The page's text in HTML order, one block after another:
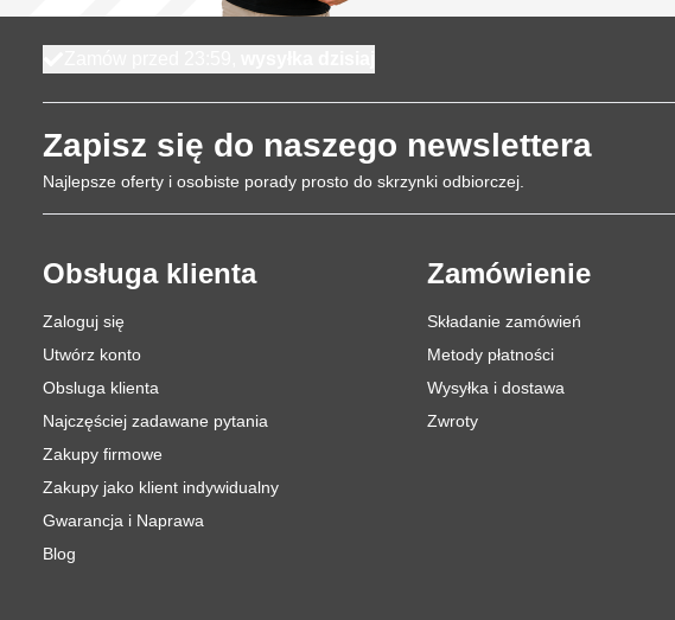
Zapisz się do naszego newslettera
Najlepsze oferty i osobiste porady prosto do skrzynki odbiorczej.
Obsługa klienta
Zaloguj się
Utwórz konto
Obsluga klienta
Najczęściej zadawane pytania
Zakupy firmowe
Zakupy jako klient indywidualny
Gwarancja i Naprawa
Blog
Zamówienie
Składanie zamówień
Metody płatności
Wysyłka i dostawa
Zwroty